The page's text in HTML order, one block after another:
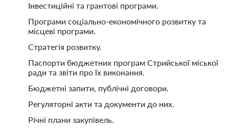
Інвестиційні та грантові програми.
Програми соціально-економічного розвитку та
місцеві програми.
Стратегія розвитку.
Паспорти бюджетних програм Стрийської міської
ради та звіти про їх виконання.
Бюджетні запити, публічні договори.
Регуляторні акти та документи до них.
Річні плани закупівель.